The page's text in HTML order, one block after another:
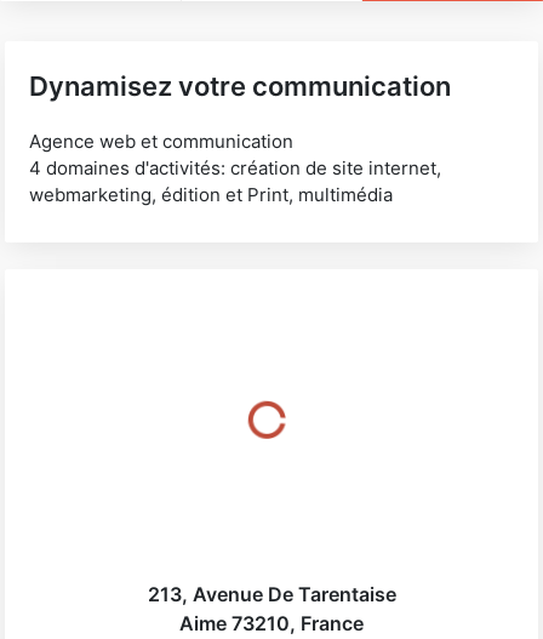
Dynamisez votre communication
Agence web et communication
4 domaines d'activités: création de site internet,
webmarketing, édition et Print, multimédia
213, Avenue De Tarentaise
Aime 73210, France